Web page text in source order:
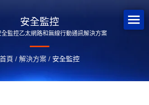
安全監控
監控乙太網路和無線行動通訊解決方案
首頁 / 解決方案 / 安全監控